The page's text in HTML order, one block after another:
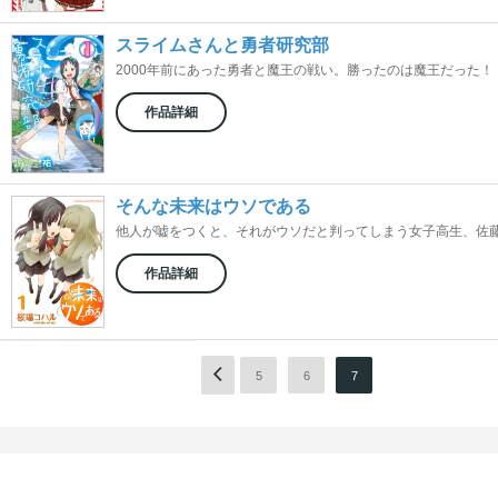
スライムさんと勇者研究部
2000年前にあった勇者と魔王の戦い。勝ったのは魔王だった
作品詳細
そんな未来はウソである
他人が嘘をつくと、それがウソだと判ってしまう女子高生、佐
作品詳細
4 5 6 7